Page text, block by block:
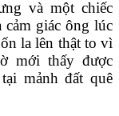
và một chiếc
cảm giác ông lúc
la lên thật to vì
mới thấy được
mảnh đất quê